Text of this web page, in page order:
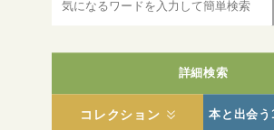
詳細検索
コレクション 本と出会